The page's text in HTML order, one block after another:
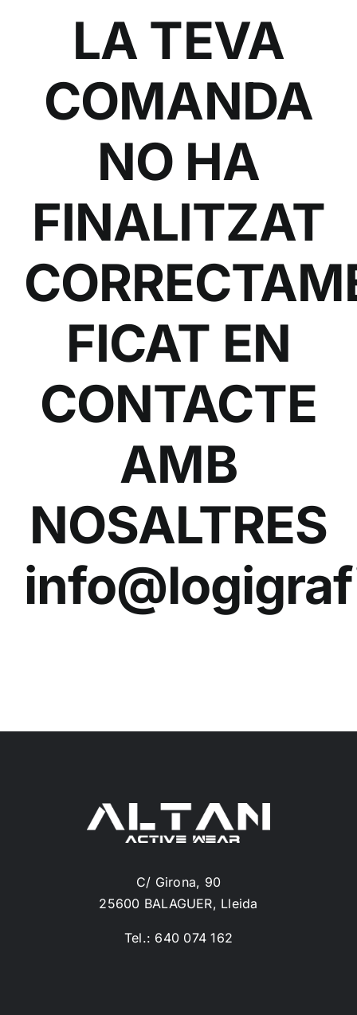
TIENDA
TRABAJOS REALIZADOS
CONTACTO
CATÁLOGOS
LA TEVA
COMANDA
NO HA
FINALITZAT
FICAT EN
CONTACTE
AMB
NOSALTRES
C/ Girona, 90
25600 BALAGUER, Lleida
Tel.: 640 074 162